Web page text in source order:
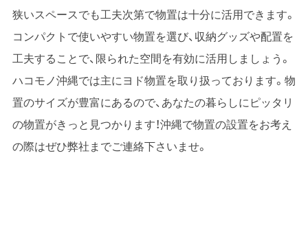
狭いスペースでも工夫次第で物置は十分に活用できます。
コンパクトで使いやすい物置を選び、収納グッズや配置を
工夫することで、限られた空間を有効に活用しましょう。
ハコモノ沖縄では主にヨド物置を取り扱っております。物
置のサイズが豊富にあるので、あなたの暮らしにピッタリ
の物置がきっと見つかります！沖縄で物置の設置をお考え
の際はぜひ弊社までご連絡下さいませ。